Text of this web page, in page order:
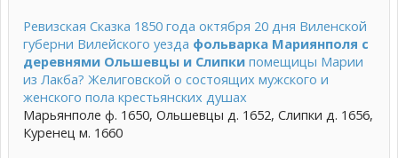
Ревизская Сказка 1850 года октября 20 дня Виленской
губерни Вилейского уезда фольварка Мариянполя с
деревнями Ольшевцы и Слипки помещицы Марии
из Лакба? Желиговской о состоящих мужского и
женского пола крестьянских душах
Марьянполе ф. 1650, Ольшевцы д. 1652, Слипки д. 1656,
Куренец м. 1660